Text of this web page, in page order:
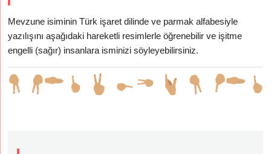
Mevzune isiminin Türk işaret dilinde ve parmak alfabesiyle
yazılışını aşağıdaki hareketli resimlerle öğrenebilir ve işitme
engelli (sağır) insanlara isminizi söyleyebilirsiniz.